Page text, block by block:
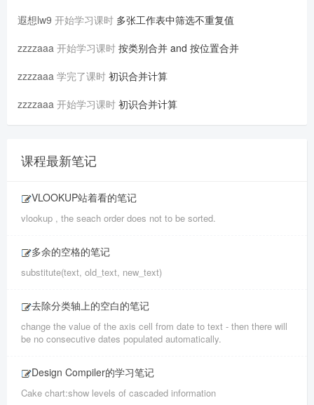
遐想lw9 开始学习课时 多张工作表中筛选不重复值
zzzzaaa 开始学习课时 按类别合并 and 按位置合并
zzzzaaa 学完了课时 初识合并计算
zzzzaaa 开始学习课时 初识合并计算
课程最新笔记
VLOOKUP站着看的笔记
vlookup , the seach order does not to be sorted.
多余的空格的笔记
substitute(text, old_text, new_text)
去除分类轴上的空白的笔记
change the value of the axis cell from date to text - then there will
be no consecutive dates populated automatically.
Design Compiler的学习笔记
Cake chart:show levels of cascaded information